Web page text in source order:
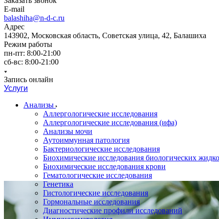
E-mail
balashiha@n-d-c.ru
Адрес
143902, Московская область, Советская улица, 42, Балашиха
Режим работы
пн-пт: 8:00-21:00
сб-вс: 8:00-21:00
Запись онлайн
Услуги
Анализы
Аллергологические исследования
Аллергологические исследования (ифа)
Анализы мочи
Аутоиммунная патология
Бактериологические исследования
Биохимические исследования биологических
Биохимические исследования крови
Гематологические исследования
Генетика
Гистологические исследования
Гормональные исследования
Диагностические профили исследований